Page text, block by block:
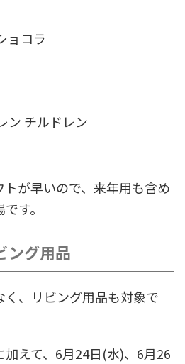
ョコラ
ン チルドレン
が早いので、来年用も含め
す。
ング用品
、リビング用品も対象で
えて、6月24日(水)、6月26